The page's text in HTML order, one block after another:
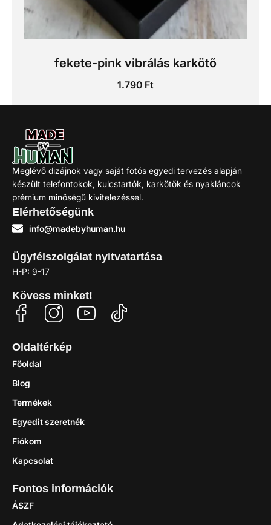
fekete-pink vibrálás karkötő
1.790 Ft
Meglévő dizájnok vagy saját fotós egyedi tervezés alapján
készült telefontokok, kulcstartók, karkötők és nyakláncok
prémium minőségű kivitelezéssel.
Elérhetőségünk
info@madebyhuman.hu
Ügyfélszolgálat nyitvatartása
H-P: 9-17
Kövess minket!
Oldaltérkép
Főoldal
Blog
Termékek
Egyedit szeretnék
Fiókom
Kapcsolat
Fontos információk
ÁSZF